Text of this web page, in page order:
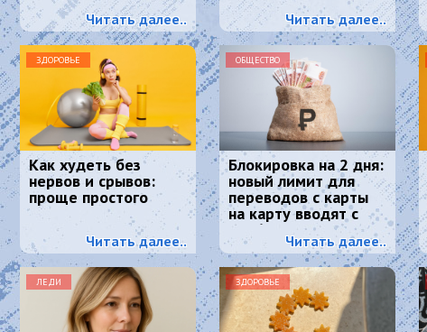
энергию и красоту
Читать далее.. Читать далее..
ЗДОРОВЬЕ
Как худеть без
нервов и срывов:
проще простого
Читать далее..
ОБЩЕСТВО
Блокировка на 2 дня:
новый лимит для
переводов с карты
на карту вводят с
2026 года
Читать далее..
ЛЕДИ ЗДОРОВЬЕ